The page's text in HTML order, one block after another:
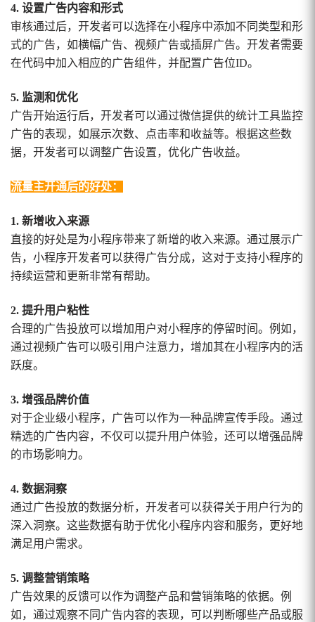
4. 设置广告内容和形式
审核通过后，开发者可以选择在小程序中添加不同类型和形
式的广告，如横幅广告、视频广告或插屏广告。开发者需要
在代码中加入相应的广告组件，并配置广告位ID。
5. 监测和优化
广告开始运行后，开发者可以通过微信提供的统计工具监控
广告的表现，如展示次数、点击率和收益等。根据这些数
据，开发者可以调整广告设置，优化广告收益。
流量主开通后的好处：
1. 新增收入来源
直接的好处是为小程序带来了新增的收入来源。通过展示广
告，小程序开发者可以获得广告分成，这对于支持小程序的
持续运营和更新非常有帮助。
2. 提升用户粘性
合理的广告投放可以增加用户对小程序的停留时间。例如，
通过视频广告可以吸引用户注意力，增加其在小程序内的活
跃度。
3. 增强品牌价值
对于企业级小程序，广告可以作为一种品牌宣传手段。通过
精选的广告内容，不仅可以提升用户体验，还可以增强品牌
的市场影响力。
4. 数据洞察
通过广告投放的数据分析，开发者可以获得关于用户行为的
深入洞察。这些数据有助于优化小程序内容和服务，更好地
满足用户需求。
5. 调整营销策略
广告效果的反馈可以作为调整产品和营销策略的依据。例
如，通过观察不同广告内容的表现，可以判断哪些产品或服